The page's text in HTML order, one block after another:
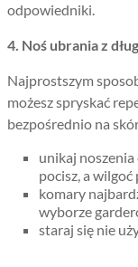
odpowiedniki.
4. Noś ubrania z
Najprostszym
możesz spryskać
bezpośrednio na
unikaj
pocisz, a
komary
wyborze
staraj się nie